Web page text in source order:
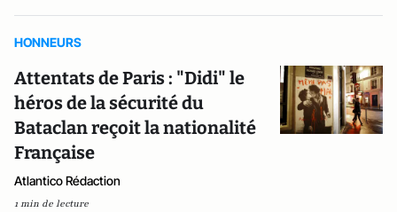
HONNEURS
Attentats de Paris : "Didi" le
héros de la sécurité du
Bataclan reçoit la nationalité
Française
Atlantico Rédaction
1 min de lecture